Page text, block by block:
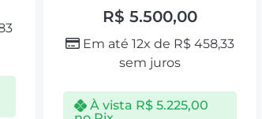
R$ 5.500,00
Em até 12x de R$ 458,33
sem juros
À vista R$5.225,00